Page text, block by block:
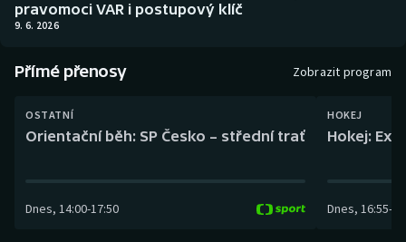
Curling
Dostihy
Florbal
pravomoci VAR i postupový klíč
9. 6. 2026
Přímé přenosy Zobrazit program
OSTATNÍ
Orientační běh: SP Česko – střední trať
Dnes, 14:00-17:50
HOKEJ
Hokej:
Dnes, 16:55-